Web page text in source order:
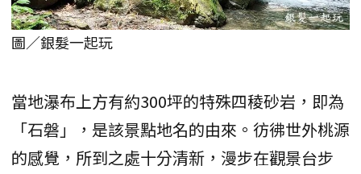
圖／銀髮一起玩
當地瀑布上方有約300坪的特殊四稜砂岩，即為
「石磐」，是該景點地名的由來。彷彿世外桃源
的感覺，所到之處十分清新，漫步在觀景台步